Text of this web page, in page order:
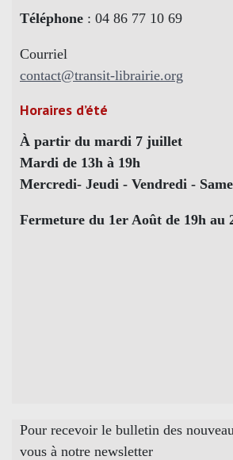
Téléphone : 04 86 77 10 69
Courriel
contact@transit-librairie.org
Horaires d’été
À partir du mardi 7 juillet
Mardi de 13h à 19h
Mercredi- Jeudi - Vendredi -
Fermeture du 1er Août de 19h au
Pour recevoir le bulletin des
vous à notre newsletter